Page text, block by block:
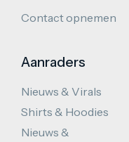
Contact opnemen
Aanraders
Nieuws & Virals
Shirts & Hoodies
Nieuws &